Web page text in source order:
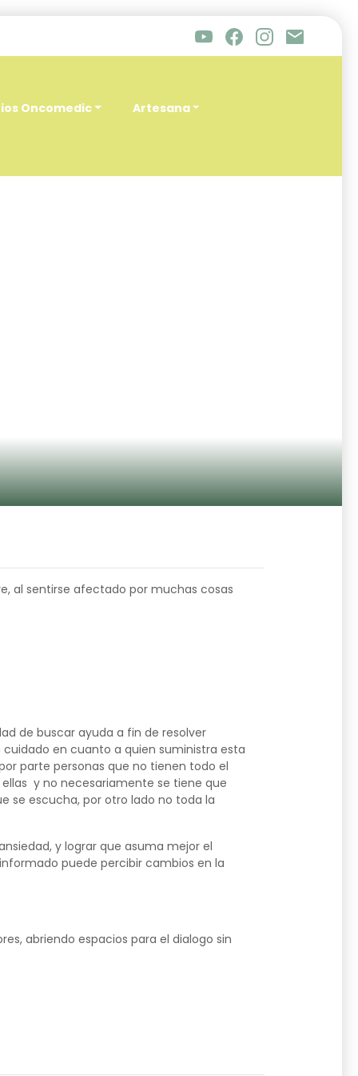
Oncomedic
Artesana
al sentirse afectado por muchas cosas
de buscar ayuda a fin de resolver
en cuanto a quien suministra esta
parte personas que no tienen todo el
y no necesariamente se tiene que
se escucha, por otro lado no toda la
y lograr que asuma mejor el
puede percibir cambios en la
abriendo espacios para el dialogo sin